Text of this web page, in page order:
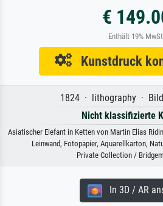
€
Enthält 19%
Kunstdruck
1824 · lithography ·
Nicht klassifizierte
Asiatischer Elefant in Ketten von Martin Elias
Leinwand, Fotopapier, Aquarellkarton,
Private Collection /
In 3D / AR